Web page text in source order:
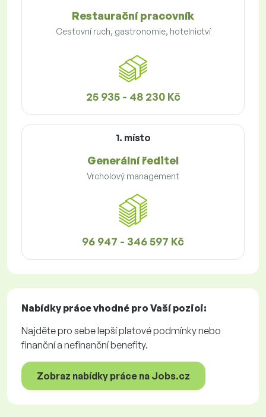
Restaurační pracovník
Cestovní ruch, gastronomie, hotelnictví
25 935 - 48 230 Kč
1. místo
Generální ředitel
Vrcholový management
96 947 - 346 597 Kč
Nabídky prácevhodné pro Vaší pozici:
Najděte pro sebe lepší platové podmínky nebo
finanční a nefinanční benefity.
Zobraz nabídky práce na Jobs.cz